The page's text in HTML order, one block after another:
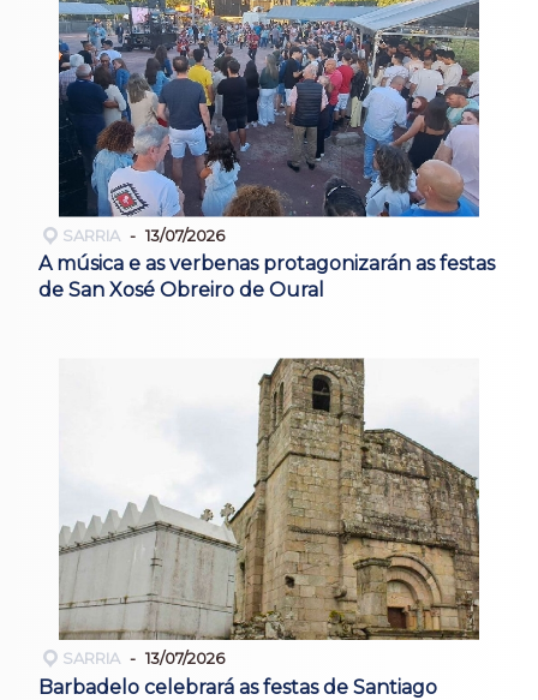
SARRIA 13/07/2026
A música e as verbenas protagonizarán as festas
de San Xosé Obreiro de Oural
SARRIA 13/07/2026
Barbadelo celebrará as festas de Santiago